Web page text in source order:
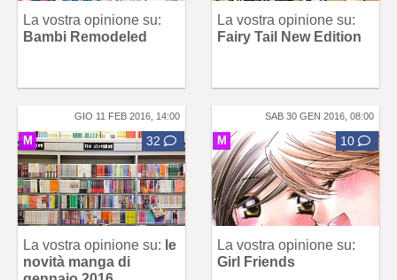
La vostra opinione su:
Bambi Remodeled
La vostra opinione su:
Fairy Tail New Edition
GIO 11 FEB 2016, 14:00
M 32
La vostra opinione su: le
novità manga di
SAB 30 GEN 2016, 08:00
M 10
La vostra opinione su:
Girl Friends